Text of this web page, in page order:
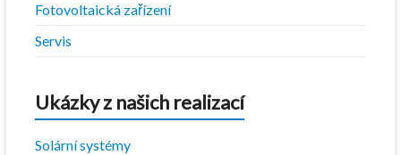
Fotovoltaická zařízení
Servis
Ukázky z našich realizací
Solární systémy